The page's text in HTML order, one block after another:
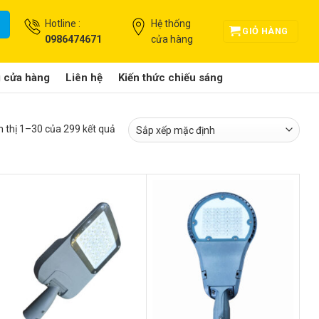
Hotline :
0986474671
Hệ thống
cửa hàng
GIỎ HÀNG
cửa hàng Liên hệ Kiến thức chiếu sáng
thị 1–30 của 299 kết quả